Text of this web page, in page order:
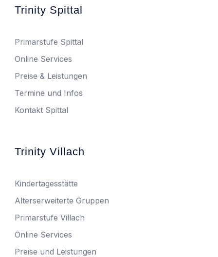
Trinity Spittal
Primarstufe Spittal
Online Services
Preise & Leistungen
Termine und Infos
Kontakt Spittal
Trinity Villach
Kindertagesstätte
Alterserweiterte Gruppen
Primarstufe Villach
Online Services
Preise und Leistungen